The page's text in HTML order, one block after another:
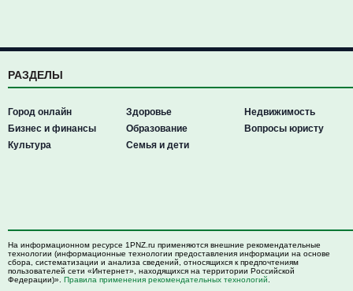
РАЗДЕЛЫ
Город онлайн
Бизнес и финансы
Культура
Здоровье
Образование
Семья и дети
Недвижимость
Вопросы юристу
На информационном ресурсе 1PNZ.ru применяются внешние рекомендательные
технологии (информационные технологии предоставления информации на основе
сбора, систематизации и анализа сведений, относящихся к предпочтениям
пользователей сети «Интернет», находящихся на территории Российской
Федерации)». Правила применения рекомендательных технологий